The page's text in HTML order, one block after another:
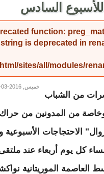
للأسبوع السادس
function:
is deprecated in
sites/all/modules/
خميس, 2016-03-03 11:33
من الشباب
وخاصة من المدونين من
الاحتجاجات الأسبوعية
كل يوم أربعاء عند
العاصمة الموريتانية